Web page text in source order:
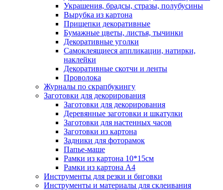
Украшения, брадсы, стразы, полубусины
Вырубка из картона
Прищепки декоративные
Бумажные цветы, листья, тычинки
Декоративные уголки
Самоклеящиеся аппликации, натирки,
наклейки
Декоративные скотчи и ленты
Проволока
Журналы по скрапбукингу
Заготовки для декорирования
Заготовки для декорирования
Деревянные заготовки и шкатулки
Заготовки для настенных часов
Заготовки из картона
Задники для фоторамок
Папье-маше
Рамки из картона 10*15см
Рамки из картона А4
Инструменты для резки и биговки
Инструменты и материалы для склеивания